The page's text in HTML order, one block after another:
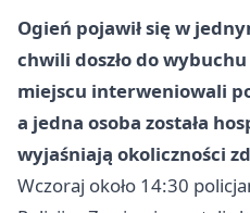
Ogień pojawił się w
chwili doszło do
miejscu interweniowali
a jedna osoba została
wyjaśniają okoliczności
Wczoraj około 14:30